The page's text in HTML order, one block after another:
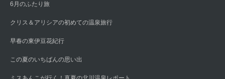
6月のふたり旅
クリス＆アリシアの初めての温泉旅行
早春の東伊豆花紀行
この夏のいちばんの思い出